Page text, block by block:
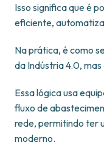
Isso significa que é
eficiente,
Na prática, é como
da Indústria 4.0,
Essa lógica usa
fluxo de
rede, permitindo ter
moderno.